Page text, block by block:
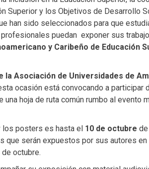
Superior y los Objetivos de Desarrollo
han sido seleccionados para que
puedan exponer sus
y Caribeño de Educación
la Asociación de Universidades de
ocasión está convocando a participar
hoja de ruta común rumbo al evento
los posters es hasta el10 de octubre
que serán expuestos por sus autores
octubre.